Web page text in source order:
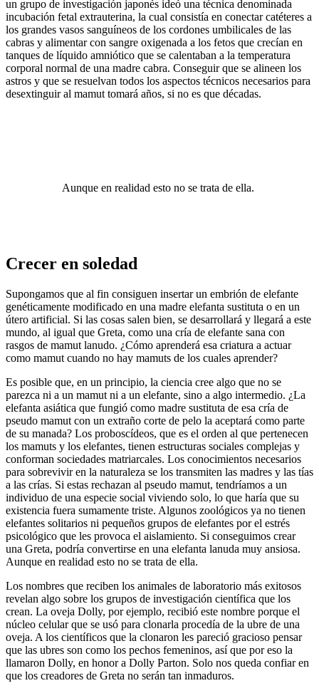
un grupo de investigación japonés ideó una técnica denominada
incubación fetal extrauterina, la cual consistía en conectar catéteres a
los grandes vasos sanguíneos de los cordones umbilicales de las
cabras y alimentar con sangre oxigenada a los fetos que crecían en
tanques de líquido amniótico que se calentaban a la temperatura
corporal normal de una madre cabra. Conseguir que se alineen los
astros y que se resuelvan todos los aspectos técnicos necesarios para
desextinguir al mamut tomará años, si no es que décadas.
Aunque en realidad esto no se trata de ella.
Crecer en soledad
Supongamos que al fin consiguen insertar un embrión de elefante
genéticamente modificado en una madre elefanta sustituta o en un
útero artificial. Si las cosas salen bien, se desarrollará y llegará a este
mundo, al igual que Greta, como una cría de elefante sana con
rasgos de mamut lanudo. ¿Cómo aprenderá esa criatura a actuar
como mamut cuando no hay mamuts de los cuales aprender?
Es posible que, en un principio, la ciencia cree algo que no se
parezca ni a un mamut ni a un elefante, sino a algo intermedio. ¿La
elefanta asiática que fungió como madre sustituta de esa cría de
pseudo mamut con un extraño corte de pelo la aceptará como parte
de su manada? Los proboscídeos, que es el orden al que pertenecen
los mamuts y los elefantes, tienen estructuras sociales complejas y
conforman sociedades matriarcales. Los conocimientos necesarios
para sobrevivir en la naturaleza se los transmiten las madres y las tías
a las crías. Si estas rechazan al pseudo mamut, tendríamos a un
individuo de una especie social viviendo solo, lo que haría que su
existencia fuera sumamente triste. Algunos zoológicos ya no tienen
elefantes solitarios ni pequeños grupos de elefantes por el estrés
psicológico que les provoca el aislamiento. Si conseguimos crear
una Greta, podría convertirse en una elefanta lanuda muy ansiosa.
Aunque en realidad esto no se trata de ella.
Los nombres que reciben los animales de laboratorio más exitosos
revelan algo sobre los grupos de investigación científica que los
crean. La oveja Dolly, por ejemplo, recibió este nombre porque el
núcleo celular que se usó para clonarla procedía de la ubre de una
oveja. A los científicos que la clonaron les pareció gracioso pensar
que las ubres son como los pechos femeninos, así que por eso la
llamaron Dolly, en honor a Dolly Parton. Solo nos queda confiar en
que los creadores de Greta no serán tan inmaduros.